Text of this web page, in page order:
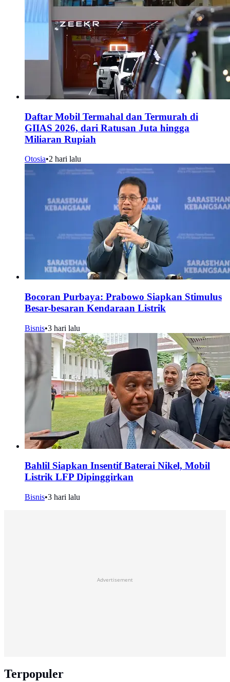
Daftar Mobil Termahal dan Termurah di
GIIAS 2026, dari Ratusan Juta hingga
Miliaran Rupiah
Otosia•2 hari lalu
Bocoran Purbaya: Prabowo Siapkan Stimulus
Besar-besaran Kendaraan Listrik
Bisnis•3 hari lalu
Bahlil Siapkan Insentif Baterai Nikel, Mobil
Listrik LFP Dipinggirkan
Bisnis•3 hari lalu
Advertisement
Terpopuler